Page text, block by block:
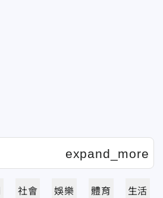
社會 娛樂 體育 生活